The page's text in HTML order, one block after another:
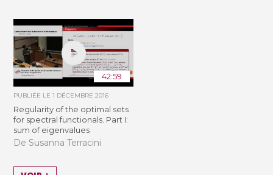
42:59
PUBLIÉE LE1 DÉCEMBRE 2016
Regularity of the optimal sets
for spectral functionals. Part I:
sum of eigenvalues
De Susanna Terracini